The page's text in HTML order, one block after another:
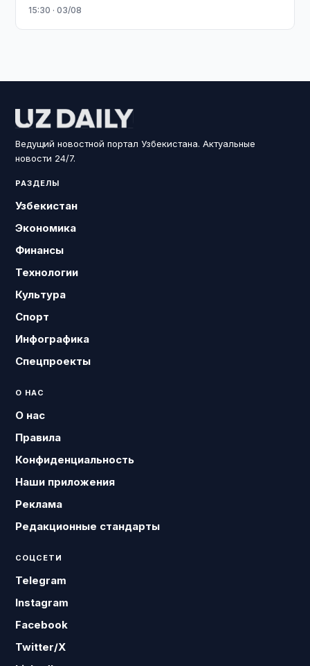
15:30 · 03/08
Ведущий новостной портал Узбекистана. Актуальные
новости 24/7.
РАЗДЕЛЫ
Узбекистан
Экономика
Финансы
Технологии
Культура
Спорт
Инфографика
Спецпроекты
О НАС
О нас
Правила
Конфиденциальность
Наши приложения
Реклама
Редакционные стандарты
СОЦСЕТИ
Telegram
Instagram
Facebook
Twitter/X